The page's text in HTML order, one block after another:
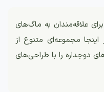
علاقه‌مندان به ماگ‌های
مجموعه‌ای متنوع از
دوجداره را با طراحی‌های